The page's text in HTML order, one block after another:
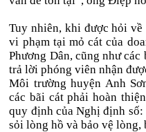
Tuy nhiên, khi được hỏi
vi phạm tại mỏ cát của
Phương Dân, cũng như
trả lời phóng viên nhận
Môi trường huyện Anh
các bãi cát phải hoàn
quy định của Nghị định
sỏi lòng hồ và bảo vệ lòng,